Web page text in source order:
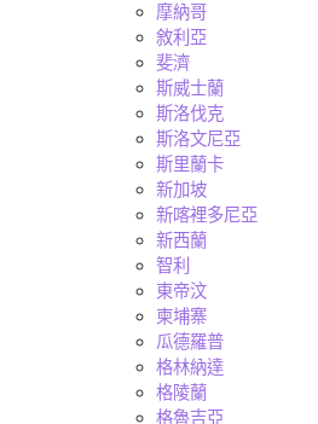
摩納哥
敘利亞
斐濟
斯威士蘭
斯洛伐克
斯洛文尼亞
斯里蘭卡
新加坡
新喀裡多尼亞
新西蘭
智利
東帝汶
柬埔寨
瓜德羅普
格林納達
格陵蘭
格魯吉亞